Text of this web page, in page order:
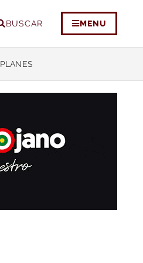
BUSCAR MENU
PLANES